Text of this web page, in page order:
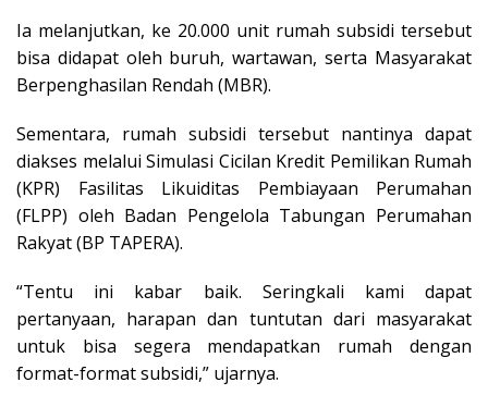
Ia melanjutkan, ke 20.000 unit rumah subsidi tersebut
bisa didapat oleh buruh, wartawan, serta Masyarakat
Berpenghasilan Rendah (MBR).
Sementara, rumah subsidi tersebut nantinya dapat
diakses melalui Simulasi Cicilan Kredit Pemilikan Rumah
(KPR) Fasilitas Likuiditas Pembiayaan Perumahan
(FLPP) oleh Badan Pengelola Tabungan Perumahan
Rakyat (BP TAPERA).
“Tentu ini kabar baik. Seringkali kami dapat
pertanyaan, harapan dan tuntutan dari masyarakat
untuk bisa segera mendapatkan rumah dengan
format-format subsidi,” ujarnya.